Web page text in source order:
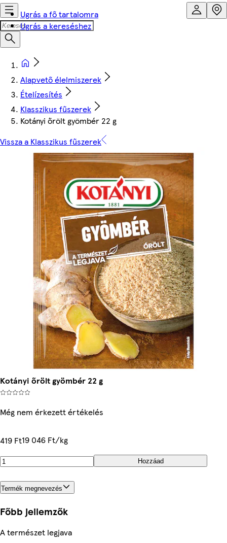
Ugrás a fő tartalomra
Ugrás a kereséshez
Alapvető élelmiszerek
Ételízesítés
Klasszikus fűszerek
Kotányi őrölt gyömbér 22 g
Vissza a Klasszikus fűszerek
Kotányi őrölt gyömbér 22 g
Még nem érkezett értékelés
419 Ft19 046 Ft/kg
Hozzáad
Termék megnevezés
Főbb jellemzők
A természet legjava